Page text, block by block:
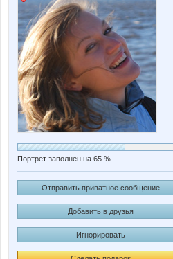
Портрет заполнен на 65 %
Отправить приватное сообщение
Добавить в друзья
Игнорировать